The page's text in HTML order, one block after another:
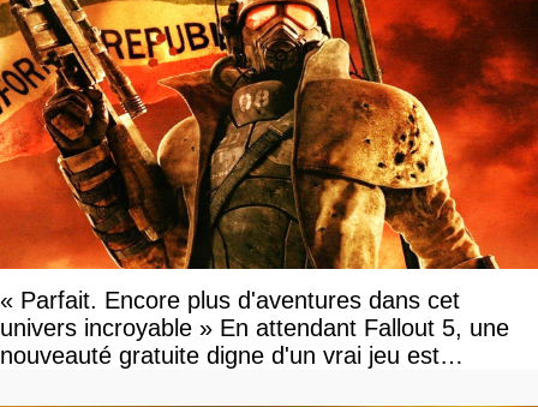
« Parfait. Encore plus d'aventures dans cet
univers incroyable » En attendant Fallout 5, une
nouveauté gratuite digne d'un vrai jeu est